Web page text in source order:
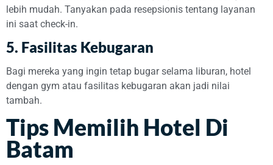
lebih mudah. Tanyakan pada resepsionis tentang layanan
ini saat check-in.
5. Fasilitas Kebugaran
Bagi mereka yang ingin tetap bugar selama liburan, hotel
dengan gym atau fasilitas kebugaran akan jadi nilai
tambah.
Tips Memilih Hotel Di
Batam